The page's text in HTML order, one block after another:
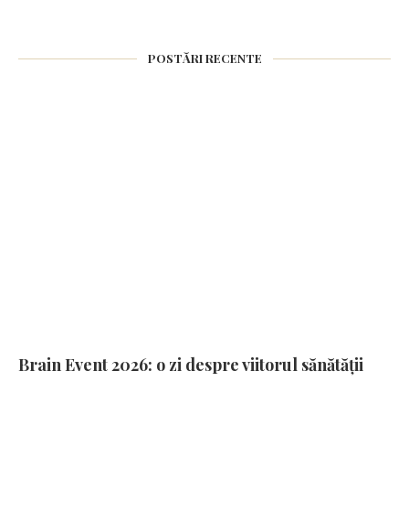
POSTĂRI RECENTE
Brain Event 2026: o zi despre viitorul sănătății